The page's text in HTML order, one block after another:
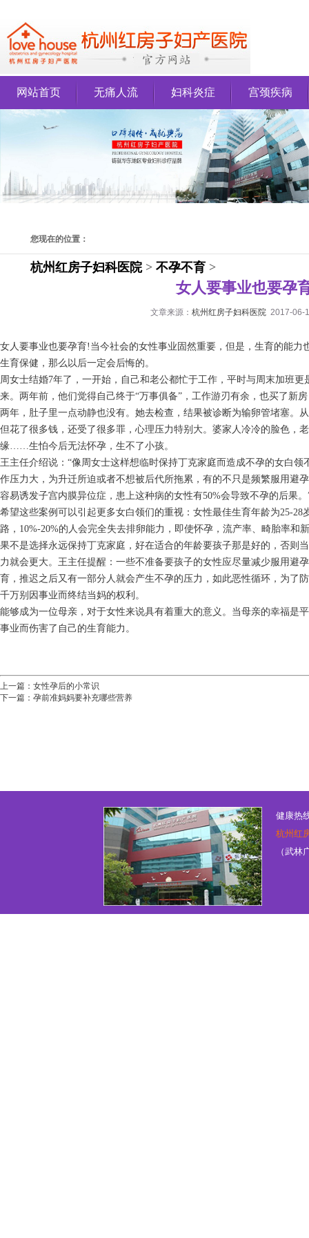
网站首页 无痛人流 妇科炎症 宫颈疾病
您现在的位置：
杭州红房子妇科医院> 不孕不育 >
女人要事业也要孕
文章来源： 杭州红房子妇科医院 2017-06-
女人要事业也要孕育!当今社会的女性事业固然重要，但是，生育的能力
生育保健，那么以后一定会后悔的。
周女士结婚7年了，一开始，自己和老公都忙于工作，平时与周末加班
来。两年前，他们觉得自己终于“万事俱备”，工作游刃有余，也买了新
两年，肚子里一点动静也没有。她去检查，结果被诊断为输卵管堵塞。
但花了很多钱，还受了很多罪，心理压力特别大。婆家人冷冷的脸色，
缘……生怕今后无法怀孕，生不了小孩。
王主任介绍说：“像周女士这样想临时保持丁克家庭而造成不孕的女白
作压力大，为升迁所迫或者不想被后代所拖累，有的不只是频繁服用避
容易诱发子宫内膜异位症，患上这种病的女性有50%会导致不孕的后果。
希望这些案例可以引起更多女白领们的重视：女性最佳生育年龄为25-28
路，10%-20%的人会完全失去排卵能力，即使怀孕，流产率、畸胎率和
果不是选择永远保持丁克家庭，好在适合的年龄要孩子那是好的，否则
力就会更大。王主任提醒：一些不准备要孩子的女性应尽量减少服用避
育，推迟之后又有一部分人就会产生不孕的压力，如此恶性循环，为了
千万别因事业而终结当妈的权利。
能够成为一位母亲，对于女性来说具有着重大的意义。当母亲的幸福是
事业而伤害了自己的生育能力。
上一篇： 女性孕后的小常识
下一篇： 孕前准妈妈要补充哪些营养
健康热
杭州红
（武